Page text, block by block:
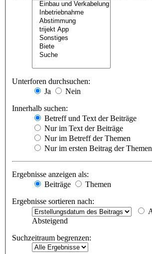
Unterforen durchsuchen:
Ja
Nein
Innerhalb suchen:
Betreff und Text der Beiträge
Nur im Text der Beiträge
Nur im Betreff der Themen
Nur im ersten Beitrag der Themen
Ergebnisse anzeigen als:
Beiträge
Themen
Ergebnisse sortieren nach:
Absteigend
Suchzeitraum begrenzen: